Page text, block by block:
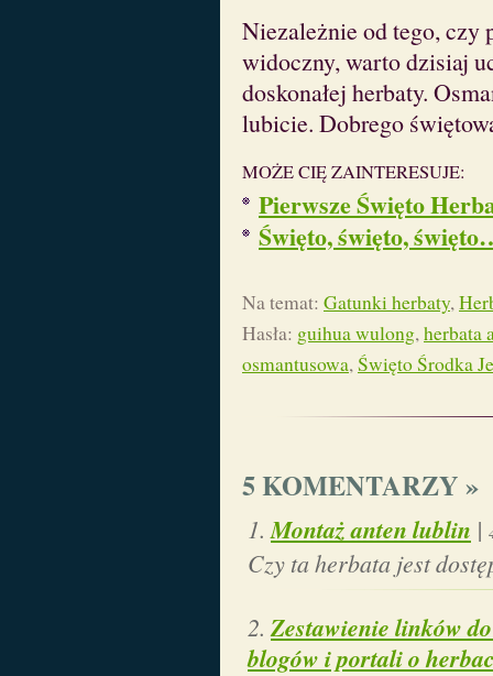
Niezależnie od tego, czy
widoczny, warto dzisiaj
doskonałej herbaty.
lubicie. Dobrego
MOŻE CIĘ ZAINTERESUJE:
Pierwsze Święto
Święto, święto,
Na temat: Gatunki herbaty,
Hasła: guihua wulong,herbata
osmantusowa,Święto Środka
5 KOMENTARZY »
Montaż anten lublin |
Czy ta herbata jest
Zestawienie linków
blogów i portali o